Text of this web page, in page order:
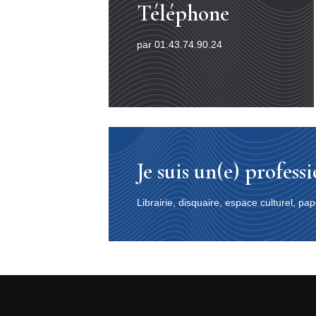
Téléphone
par 01.43.74.90.24
Je suis un(e)
Librairie, disquaire, espace culturel,